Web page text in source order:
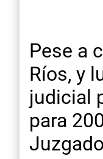
Pese a
Ríos, y
judicial
para